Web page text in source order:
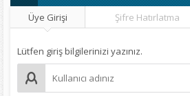
Üye Girişi Şifre Hatırlatma
Lütfen giriş bilgilerinizi yazınız.